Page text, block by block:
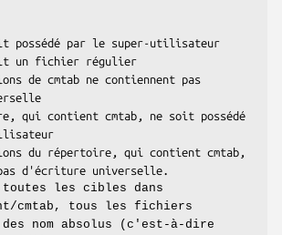
d'écriture universelle.
les cibles dans
cmtab, tous les fichiers
nom absolus (c'est-à-dire